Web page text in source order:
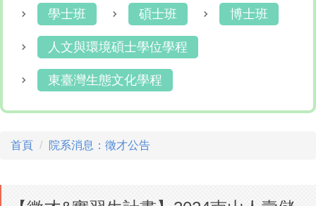
學士班 碩士班 博士班
人文與環境碩士學位學程
東臺灣生態文化學程
首頁 院系消息：徵才公告